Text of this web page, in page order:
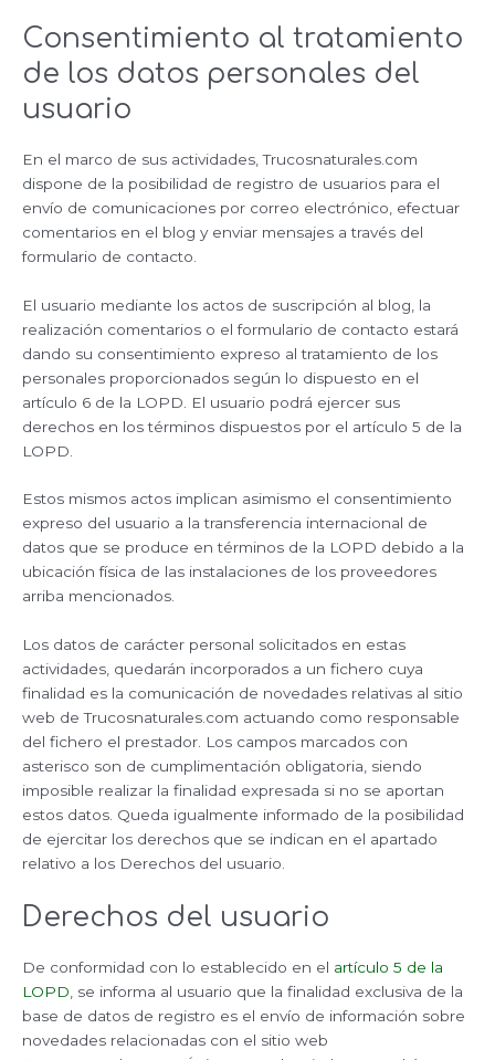
Consentimiento al tratamiento
de los datos personales del
usuario
En el marco de sus actividades, Trucosnaturales.com
dispone de la posibilidad de registro de usuarios para el
envío de comunicaciones por correo electrónico, efectuar
comentarios en el blog y enviar mensajes a través del
formulario de contacto.
El usuario mediante los actos de suscripción al blog, la
realización comentarios o el formulario de contacto estará
dando su consentimiento expreso al tratamiento de los
personales proporcionados según lo dispuesto en el
artículo 6 de la LOPD. El usuario podrá ejercer sus
derechos en los términos dispuestos por el artículo 5 de la
LOPD.
Estos mismos actos implican asimismo el consentimiento
expreso del usuario a la transferencia internacional de
datos que se produce en términos de la LOPD debido a la
ubicación física de las instalaciones de los proveedores
arriba mencionados.
Los datos de carácter personal solicitados en estas
actividades, quedarán incorporados a un fichero cuya
finalidad es la comunicación de novedades relativas al sitio
web de Trucosnaturales.com actuando como responsable
del fichero el prestador. Los campos marcados con
asterisco son de cumplimentación obligatoria, siendo
imposible realizar la finalidad expresada si no se aportan
estos datos. Queda igualmente informado de la posibilidad
de ejercitar los derechos que se indican en el apartado
relativo a los Derechos del usuario.
Derechos del usuario
De conformidad con lo establecido en el artículo 5 de la
LOPD , se informa al usuario que la finalidad exclusiva de la
base de datos de registro es el envío de información sobre
novedades relacionadas con el sitio web